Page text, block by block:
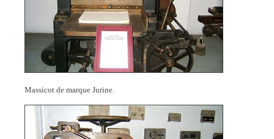
Massicot de marque Jurine.